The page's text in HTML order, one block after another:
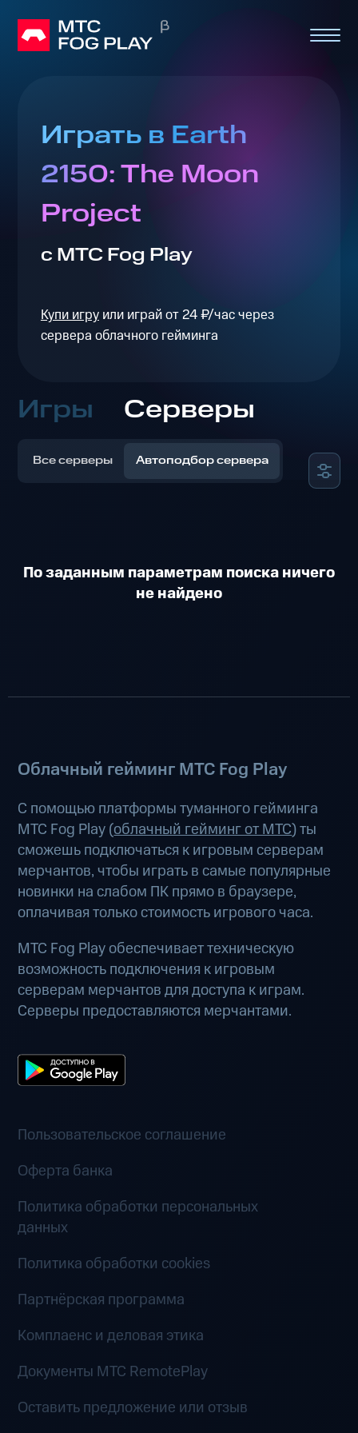
Играть в Earth
2150: The Moon
Project
с МТС Fog Play
Купи игруили играй от 24 ₽/час через
сервера облачного гейминга
Игры Серверы
Все серверы Автоподбор сервера
По заданным параметрам поиска ничего
не найдено
Облачный гейминг МТС Fog Play
С помощью платформы туманного гейминга
МТС Fog Play (облачный гейминг от МТС) ты
сможешь подключаться к игровым серверам
мерчантов, чтобы играть в самые популярные
новинки на слабом ПК прямо в браузере,
оплачивая только стоимость игрового часа.
МТС Fog Play обеспечивает техническую
возможность подключения к игровым
серверам мерчантов для доступа к играм.
Серверы предоставляются мерчантами.
Пользовательское соглашение
Оферта банка
Политика обработки персональных
данных
Политика обработки cookies
Партнёрская программа
Комплаенс и деловая этика
Документы MTC RemotePlay
Оставить предложение или отзыв